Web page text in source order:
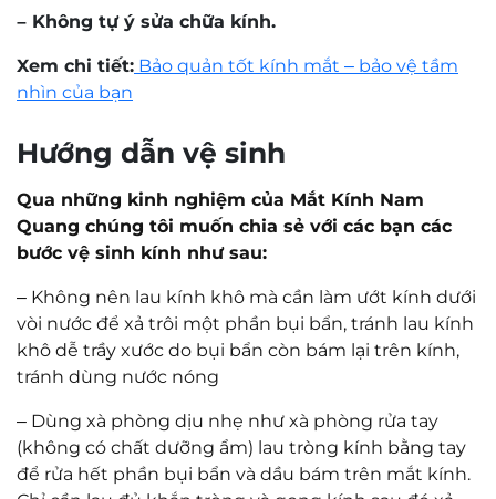
Kỹ thuật viên khúc xạ Nguyễn Trọng Nghĩa
có trên 30 năm kinh nghiệm về đo khúc xạ và
mài lắp kính.